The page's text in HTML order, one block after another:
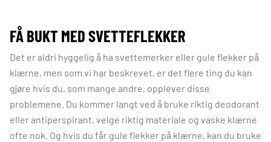
FÅ BUKT MED SVETTEFLEKKER
Det er aldri hyggelig å ha svettemerker eller gule flekker på
klærne, men som vi har beskrevet, er det flere ting du kan
gjøre hvis du, som mange andre, opplever disse
problemene. Du kommer langt ved å bruke riktig deodorant
eller antiperspirant, velge riktig materiale og vaske klærne
ofte nok. Og hvis du får gule flekker på klærne, kan du bruke